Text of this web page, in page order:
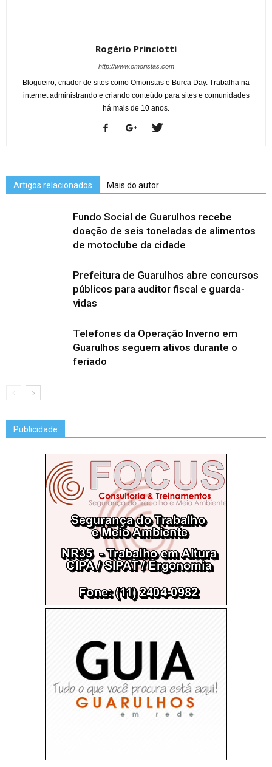
Rogério Princiotti
http://www.omoristas.com
Blogueiro, criador de sites como Omoristas e Burca Day. Trabalha na
internet administrando e criando conteúdo para sites e comunidades
há mais de 10 anos.
Artigos relacionados Mais do autor
Fundo Social de Guarulhos recebe
doação de seis toneladas de alimentos
de motoclube da cidade
Prefeitura de Guarulhos abre concursos
públicos para auditor fiscal e guarda-
vidas
Telefones da Operação Inverno em
Guarulhos seguem ativos durante o
feriado
Publicidade